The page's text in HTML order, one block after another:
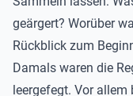
geärgert? Worüber
Rückblick zum
Damals waren die
leergefegt. Vor allem